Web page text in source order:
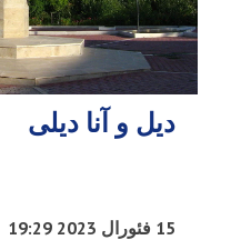
دیل و آنا دیلی
15 فئورال 2023 19:29